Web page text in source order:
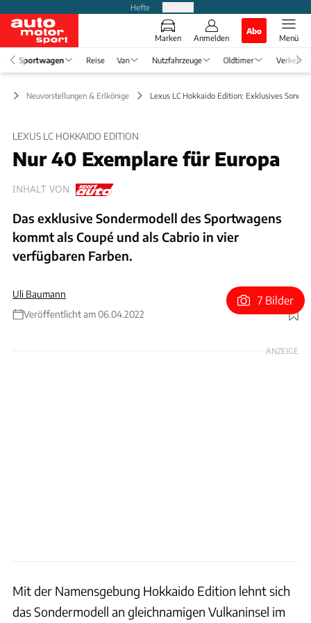
Hefte
Marken Anmelden
Abo
Menü
Sportwagen Reise Van Nutzfahrzeuge Oldtimer Verkehr
Neuvorstellungen & Erlkönige Lexus LC Hokkaido Edition: Exklusives
LEXUS LC HOKKAIDO EDITION
Nur 40 Exemplare für Europa
INHALT VON
Das exklusive Sondermodell des Sportwagens
kommt als Coupé und als Cabrio in vier
verfügbaren Farben.
Uli Baumann
Veröffentlicht am 06.04.2022
Foto: Lexus
7 Bilder
ANZEIGE
Mit der Namensgebung Hokkaido Edition lehnt sich
das Sondermodell an gleichnamigen Vulkaninsel im